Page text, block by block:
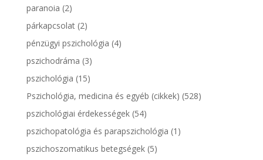
paranoia (2)
párkapcsolat(2)
pénzügyi pszichológia (4)
pszichodráma (3)
pszichológia (15)
Pszichológia, medicina és egyéb (cikkek) (528)
pszichológiai érdekességek(54)
pszichopatológia és parapszichológia (1)
pszichoszomatikus betegségek(5)